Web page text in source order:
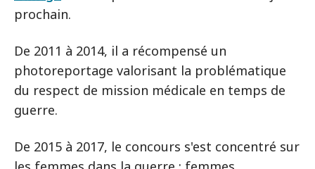
prochain.
De 2011 à 2014, il a récompensé un
photoreportage valorisant la problématique
du respect de mission médicale en temps de
guerre.
De 2015 à 2017, le concours s'est concentré sur